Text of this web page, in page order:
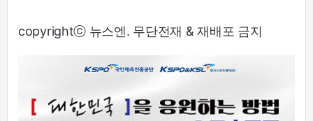
copyrightⓒ 뉴스엔. 무단전재 & 재배포 금지